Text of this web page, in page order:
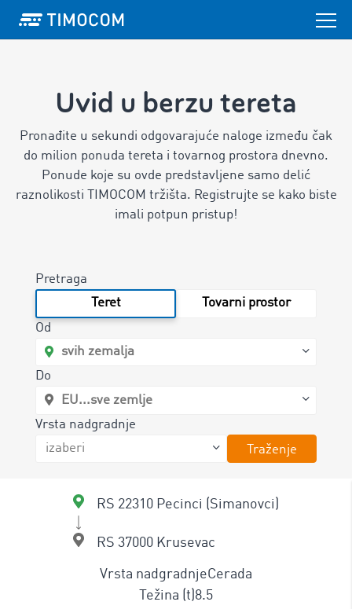
Uvid u berzu tereta
Pronađite u sekundi odgovarajuće naloge između čak
do milion ponuda tereta i tovarnog prostora dnevno.
Ponude koje su ovde predstavljene samo delić
raznolikosti TIMOCOM tržišta. Registrujte se kako biste
imali potpun pristup!
Pretraga
Teret
Tovarni prostor
Od
Do
Vrsta nadgradnje
Traženje
RS 22310 Pecinci (Simanovci)
RS 37000 Krusevac
Vrsta nadgradnjeCerada
Težina (t)8.5